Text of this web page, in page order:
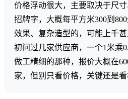
价格浮动很大，主要取决于尺
招牌字，大概每平方米300到
效果、复杂造型的，可能上千
初问过几家供应商，一个1米乘
做工精细的那种，报价大概在
家，但别只看价格，关键还是看